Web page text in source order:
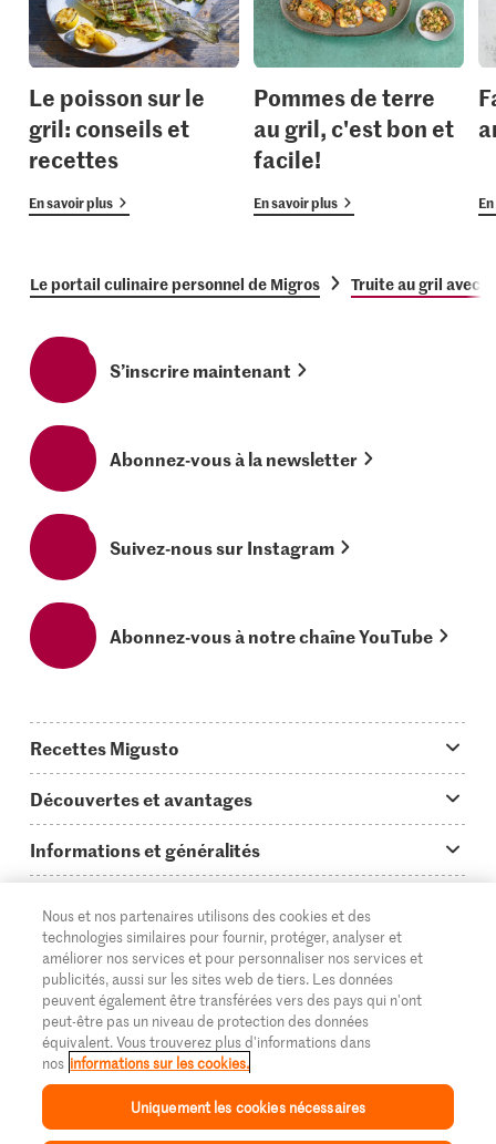
Le poisson sur le
gril: conseils et
recettes
En savoir plus
Pommes de terre
au gril, c'est bon et
facile!
En savoir plus
Le portail culinaire personnel de Migros Truite au gril avec
S’inscrire maintenant
Abonnez-vous à la newsletter
Suivez-nous sur Instagram
Abonnez-vous à notre chaîne YouTube
Recettes Migusto
Idées de menus
Plats principaux
Simple & vite prêt
Apéritif
Préparations au four
Enfants & famille
Toutes les recettes
Découvertes et avantages
On en parle...
Tutoriels
Glossaire des ingrédients
Login Migusto
Magazine Migusto
Informations et généralités
Questions concernant Migusto
Cuisiner avec Migusto
Service clientèle & contact
Publicité
Impressum
Mentions légales
Supermarché
Migros Online
À propos de Migros
Magasins
Cumulus
© 2026 La Fédération des coopératives Migros
DE FR IT
Nous et nos partenaires utilisons des cookies et des
technologies similaires pour fournir, protéger, analyser et
améliorer nos services et pour personnaliser nos services et
publicités, aussi sur les sites web de tiers. Les données
peuvent également être transférées vers des pays qui n'ont
peut-être pas un niveau de protection des données
équivalent. Vous trouverez plus d'informations dans
nos informations sur les cookies.
Uniquement les cookies nécessaires